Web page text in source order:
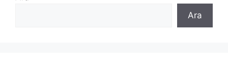
Ara